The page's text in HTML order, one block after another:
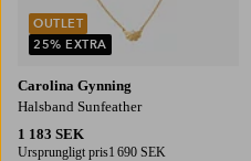
Carolina Gynning
Halsband Sunfeather
1 183 SEK
Ursprungligt pris1 690 SEK
OUTLET
25% EXTRA